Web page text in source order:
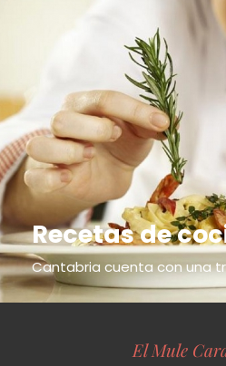
Recetas de
Cantabria cuenta con una
El Mule